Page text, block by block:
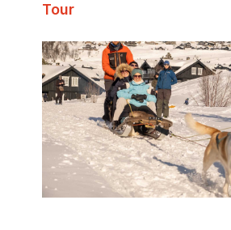
Tour